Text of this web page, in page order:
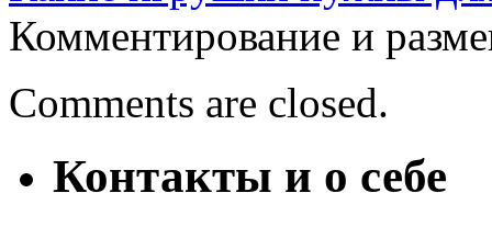
Комментирование и
Comments are closed.
Контакты и о себе